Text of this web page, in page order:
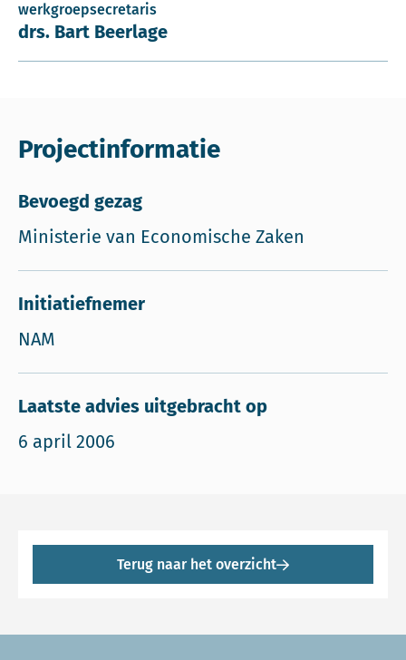
werkgroepsecretaris
drs. Bart Beerlage
Projectinformatie
Bevoegd gezag
Ministerie van Economische Zaken
Initiatiefnemer
NAM
Laatste advies uitgebracht op
6 april 2006
Terug naar het overzicht